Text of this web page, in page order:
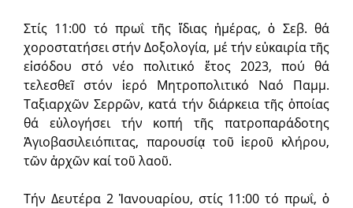
Στίς 11:00 τό πρωΐ τῆς ἴδιας ἡμέρας, ὁ Σεβ. θά
χοροστατήσει στήν Δοξολογία, μέ τήν εὐκαιρία τῆς
εἰσόδου στό νέο πολιτικό ἔτος 2023, πού θά
τελεσθεῖ στόν ἱερό Μητροπολιτικό Ναό Παμμ.
Ταξιαρχῶν Σερρῶν, κατά τήν διάρκεια τῆς ὁποίας
θά εὐλογήσει τήν κοπή τῆς πατροπαράδοτης
Ἁγιοβασιλειόπιτας, παρουσίᾳ τοῦ ἱεροῦ κλήρου,
τῶν ἀρχῶν καί τοῦ λαοῦ.
Τήν Δευτέρα 2 Ἰανουαρίου, στίς 11:00 τό πρωΐ, ὁ